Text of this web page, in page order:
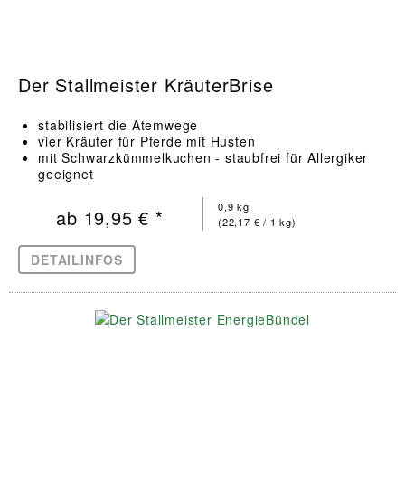
Der Stallmeister KräuterBrise
stabilisiert die Atemwege
vier Kräuter für Pferde mit Husten
mit Schwarzkümmelkuchen - staubfrei für Allergiker
geeignet
0,9 kg
(22,17 € / 1 kg)
ab 19,95 € *
DETAILINFOS